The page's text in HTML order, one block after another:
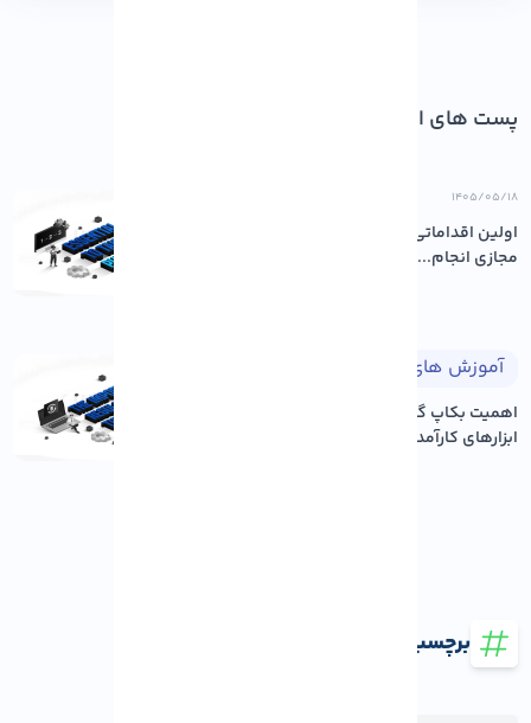
پست های اخیر
۱۴۰۵/۰۵/۱۸
اولین اقداماتی که باید پس از خرید سرور
مجازی انجام...
آموزش های لینوکس
اهمیت بکاپ گیری منظم و معرفی
ابزارهای کارآمد در لی...
برچسب ها